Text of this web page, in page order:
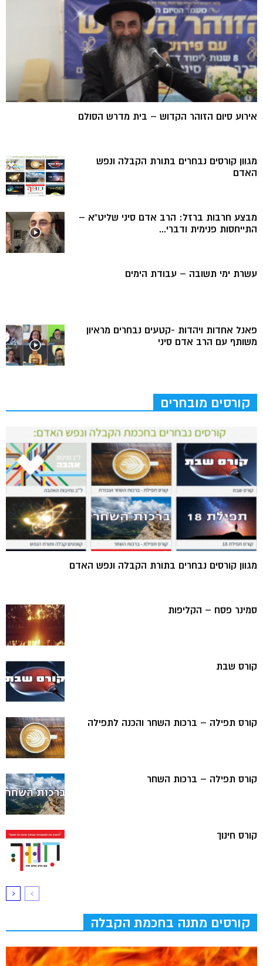
אירוע סיום הזוהר הקדוש – בית מדרש הסולם
מגוון קורסים נבחרים בתורת הקבלה ונפש
האדם
מבצע חרבות ברזל: הרב אדם סיני שליט”א –
התייחסות פנימית ודברי...
עשרת ימי תשובה – עבודת הימים
פאנל אחדות ויהדות -קטעים נבחרים מראיון
משותף עם הרב אדם סיני
קורסים מובחרים
מגוון קורסים נבחרים בתורת הקבלה ונפש האדם
סמינר פסח – הקליפות
קורס שבת
קורס תפילה – ברכות השחר והכנה לתפילה
קורס תפילה – ברכות השחר
קורס חינוך
קורסים מתנה בחכמת הקבלה